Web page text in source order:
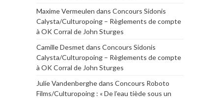
Maxime Vermeulen dans Concours Sidonis
Calysta/Culturopoing – Règlements de compte
à OK Corral de John Sturges
Camille Desmet dans Concours Sidonis
Calysta/Culturopoing – Règlements de compte
à OK Corral de John Sturges
Julie Vandenberghedans Concours Roboto
Films/Culturopoing : « De l’eau tiède sous un